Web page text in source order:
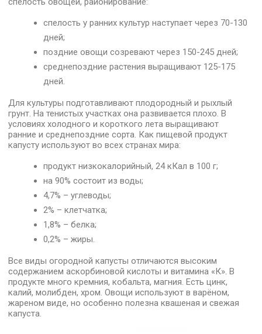
спелость у ранних культур наступает через 70-130
дней;
поздние овощи созревают через 150-245 дней;
среднепоздние растения выращивают 125-175
дней.
Для культуры подготавливают плодородный и рыхлый
грунт. На тенистых участках она развивается плохо. В
условиях холодного и короткого лета выращивают
ранние и среднепоздние сорта. Как пищевой продукт
капусту используют во всех странах мира:
продукт низкокалорийный, 24 кКал в 100 г;
на 90% состоит из воды;
4,7% – углеводы;
2% – клетчатка;
1,8% – белка;
0,2% – жиры.
Все виды огородной капусты отличаются высоким
содержанием аскорбиновой кислоты и витамина «К». В
продукте много кремния, кобальта, магния. Есть цинк,
калий, молибден, хром. Овощи используют в варёном,
жареном виде, но особенно полезна квашеная и свежая
капуста.